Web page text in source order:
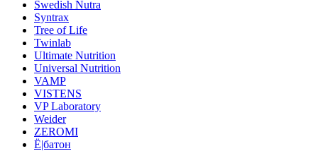
Swedish Nutra
Syntrax
Tree of Life
Twinlab
Ultimate Nutrition
Universal Nutrition
VAMP
VISTENS
VP Laboratory
Weider
ZEROMI
Ё|батон